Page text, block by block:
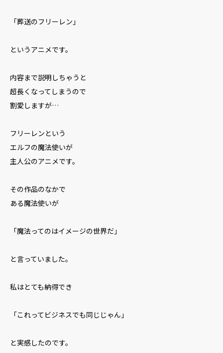
「葬送のフリーレン」
というアニメです。
内容まで説明しちゃうと
超長くなってしまうので
割愛しますが…
フリーレンという
エルフの魔法使いが
主人公のアニメです。
その作品のなかで
ある魔法使いが
「魔法ってのはイメージの世界だ」
と言っていました。
私はとても納得でき
「これってビジネスでも同じじゃん」
と実感したのです。